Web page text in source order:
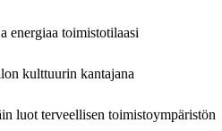
energiaa toimistotilaasi
kulttuurin kantajana
luot terveellisen toimistoympäristön